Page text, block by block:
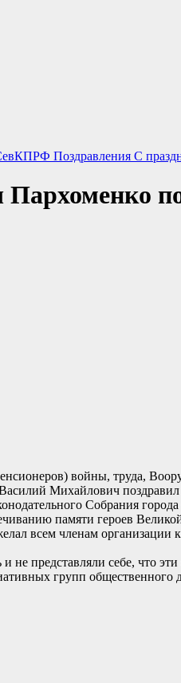
Поздравления С
войны, труда,
Михайлович
Собрания
памяти героев
всем членам организации
не представляли себе, что
групп